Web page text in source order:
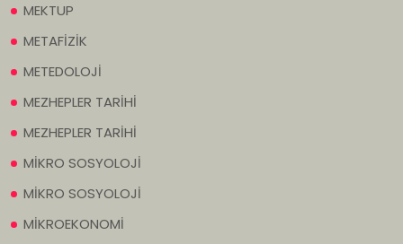
MEKTUP
METAFİZİK
METEDOLOJİ
MEZHEPLER TARİHİ
MEZHEPLER TARİHİ
MİKRO SOSYOLOJİ
MİKRO SOSYOLOJİ
MİKROEKONOMİ